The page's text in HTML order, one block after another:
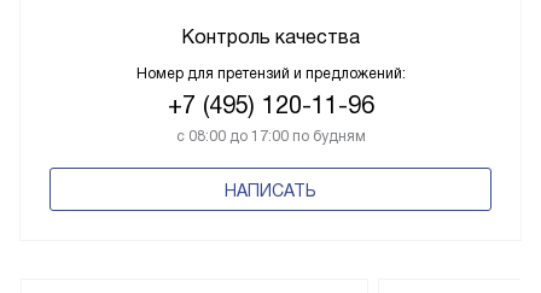
Контроль качества
Номер для претензий и предложений:
+7 (495) 120-11-96
с 08:00 до 17:00 по будням
НАПИСАТЬ